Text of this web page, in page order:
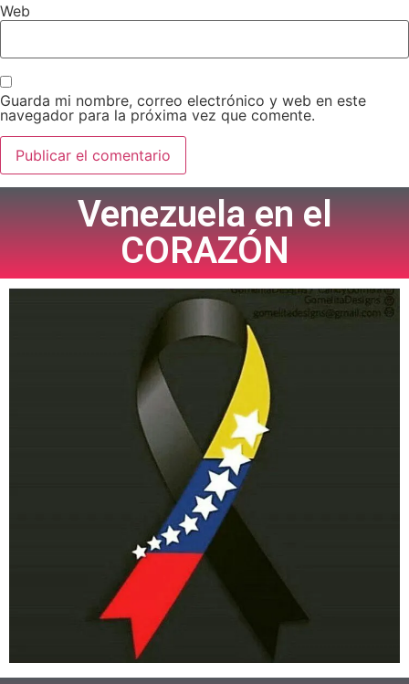
Web
Guarda mi nombre, correo electrónico y web en este
navegador para la próxima vez que comente.
Venezuela en el
CORAZÓN